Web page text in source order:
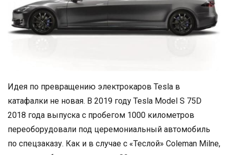
Идея по превращению электрокаров Tesla в
катафалки не новая. В 2019 году Tesla Model S 75D
2018 года выпуска с пробегом 1000 километров
переоборудовали под церемониальный автомобиль
по спецзаказу. Как и в случае с «Теслой» Coleman Milne,